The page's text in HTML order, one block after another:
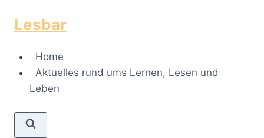
InhaltLesbar
Home
Aktuelles rund ums Lernen, Lesen und
Leben